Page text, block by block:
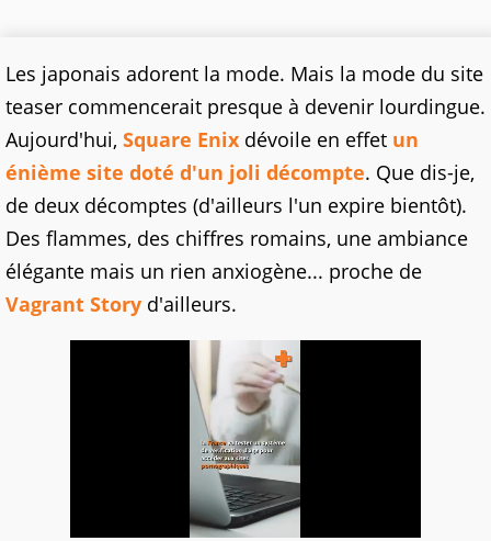
Les japonais adorent la mode. Mais la mode du site
teaser commencerait presque à devenir lourdingue.
Aujourd'hui, Square Enix dévoile en effet un
énième site doté d'un joli décompte. Que dis-je,
de deux décomptes (d'ailleurs l'un expire bientôt).
Des flammes, des chiffres romains, une ambiance
élégante mais un rien anxiogène... proche de
Vagrant Story d'ailleurs.